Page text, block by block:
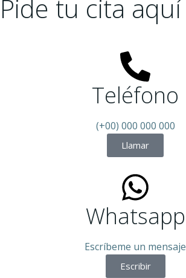
Pide tu cita aquí
Teléfono
(+00) 000 000 000
Llamar
Whatsapp
Escríbeme un mensaje
Escribir